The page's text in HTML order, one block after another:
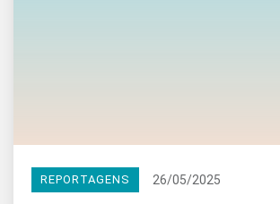
REPORTAGENS 26/05/2025